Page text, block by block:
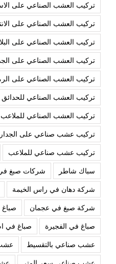
تركيب العشب الصناعي على
تركيب العشب الصناعي على
تركيب العشب الصناعي على
تركيب العشب الصناعي على
تركيب العشب الصناعي على
تركيب العشب الصناعي للحدائق
تركيب العشب الصناعي للملاعب
تركيب عشب صناعي على الجدار
تركيب عشب صناعي للملاعب
سباك شاطر
شركات صبغ في
شركة دهان في راس الخيمة
شركة صبغ في عجمان
صباغ في الفجيرة
صباغ في
عشب صناعي بالتقسيط
عشب